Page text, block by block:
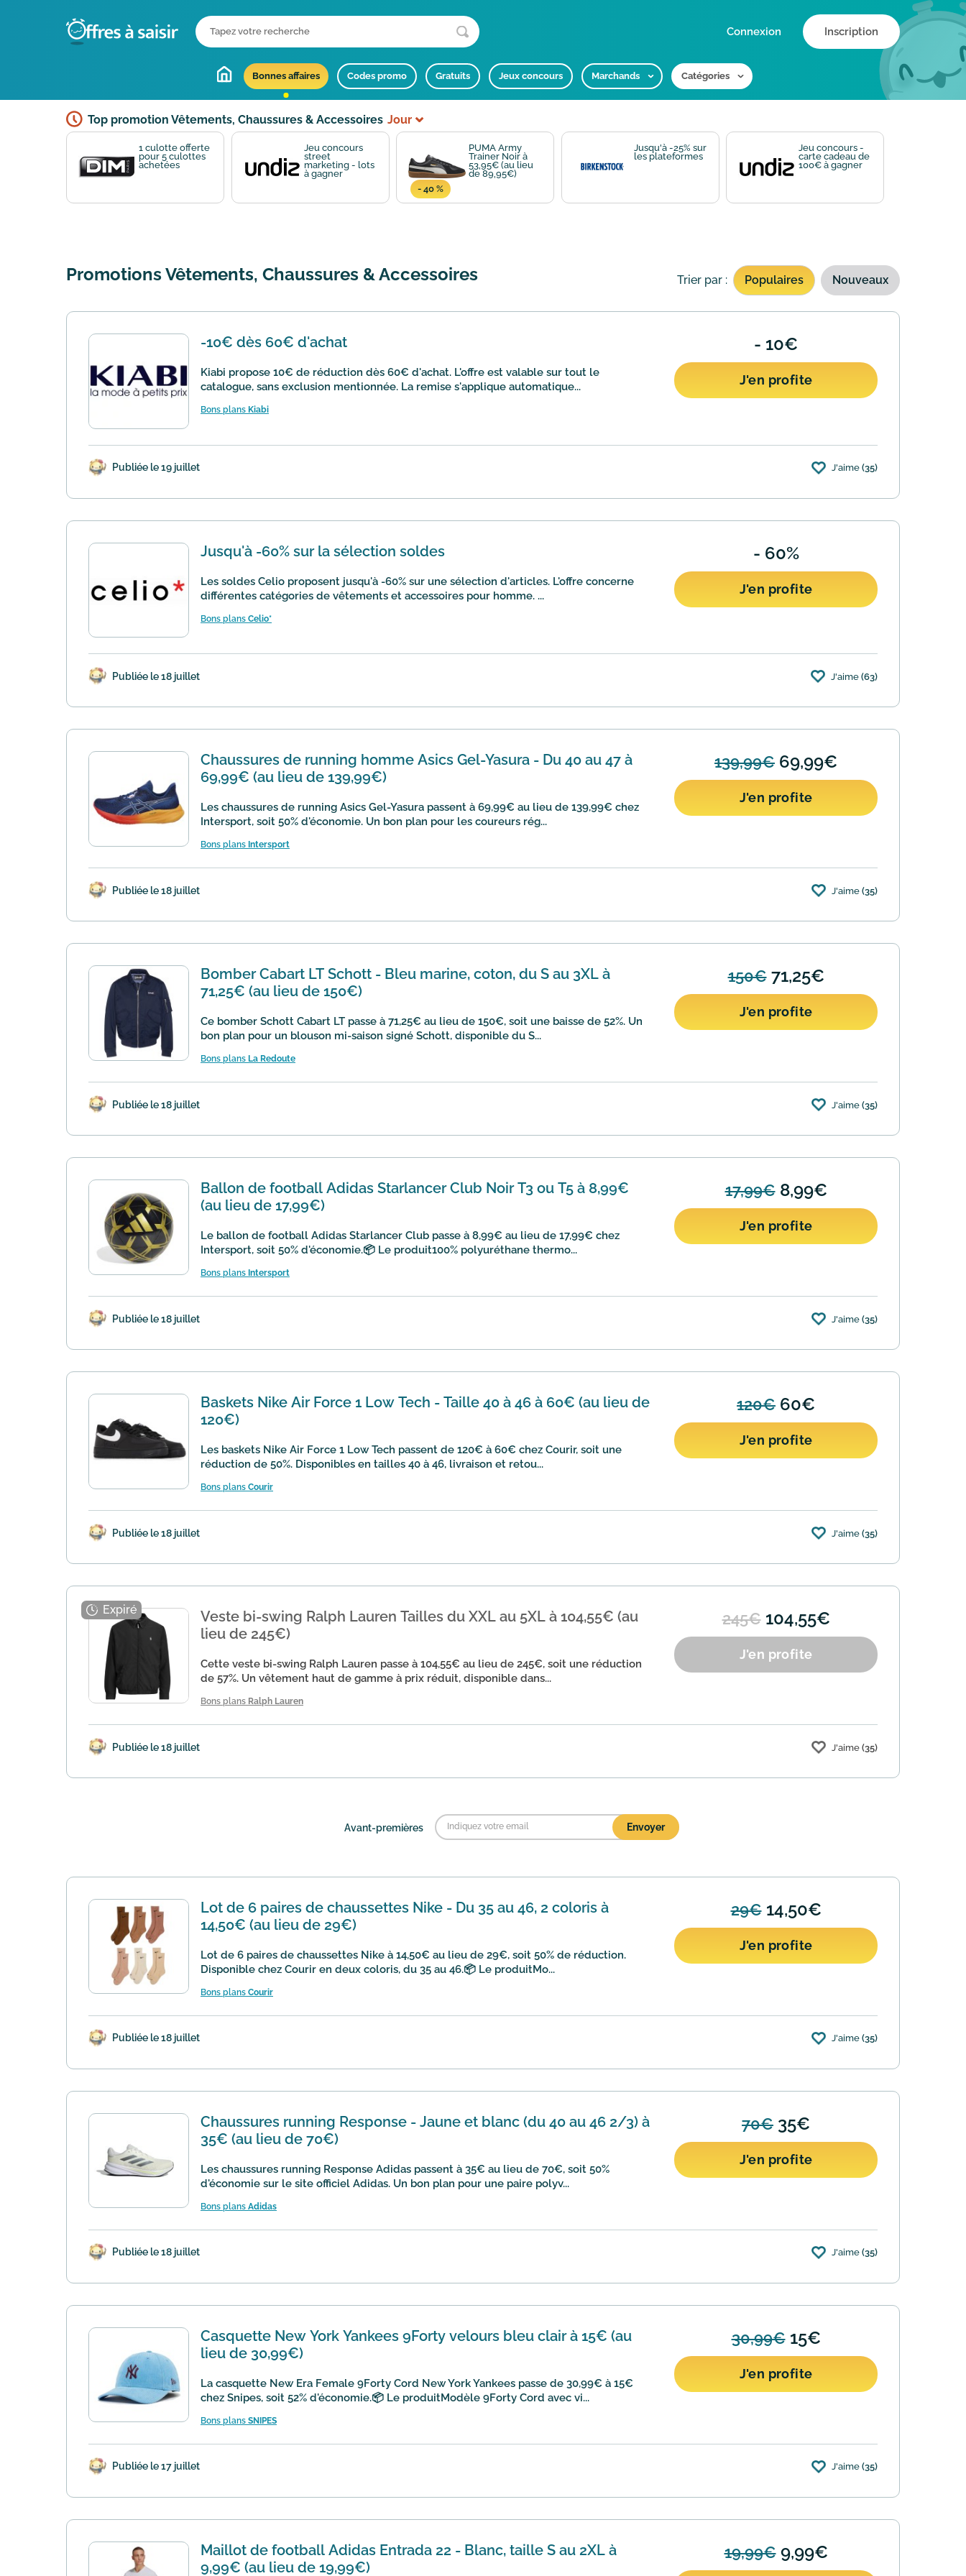
Connexion Inscription
Bonnes affaires Codes promo Gratuits Jeux concours Marchands Catégories
Top promotion Vêtements, Chaussures & Accessoires Jour
1 culotte offerte
pour 5 culottes
achetées
Jeu concours
street
marketing - lots
à gagner
PUMA Army
Trainer Noir à
53,95€ (au lieu
de 89,95€)
- 40 %
Jusqu'à -25% sur
les plateformes
Jeu concours -
carte cadeau de
100€ à gagner
Promotions Vêtements, Chaussures & Accessoires Trier par : Populaires Nouveaux
-10€ dès 60€ d'achat
Kiabi propose 10€ de réduction dès 60€ d'achat. L'offre est valable sur tout le
catalogue, sans exclusion mentionnée. La remise s'applique automatique...
Bons plans Kiabi
- 10€
J'en profite
Publiée le 19 juillet J'aime (35)
Jusqu'à -60% sur la sélection soldes
Les soldes Celio proposent jusqu'à -60% sur une sélection d'articles. L'offre concerne
différentes catégories de vêtements et accessoires pour homme. ...
Bons plans Celio*
- 60%
J'en profite
Publiée le 18 juillet J'aime (63)
Chaussures de running homme Asics Gel-Yasura - Du 40 au 47 à
69,99€ (au lieu de 139,99€)
Les chaussures de running Asics Gel-Yasura passent à 69,99€ au lieu de 139,99€ chez
Intersport, soit 50% d'économie. Un bon plan pour les coureurs rég...
Bons plans Intersport
139,99€ 69,99€
J'en profite
Publiée le 18 juillet J'aime (35)
Bomber Cabart LT Schott - Bleu marine, coton, du S au 3XL à
71,25€ (au lieu de 150€)
Ce bomber Schott Cabart LT passe à 71,25€ au lieu de 150€, soit une baisse de 52%. Un
bon plan pour un blouson mi-saison signé Schott, disponible du S...
Bons plans La Redoute
150€71,25€
J'en profite
Publiée le 18 juillet J'aime (35)
Ballon de football Adidas Starlancer Club Noir T3 ou T5 à 8,99€
(au lieu de 17,99€)
Le ballon de football Adidas Starlancer Club passe à 8,99€ au lieu de 17,99€ chez
Intersport, soit 50% d'économie.📦 Le produit100% polyuréthane thermo...
Bons plans Intersport
17,99€8,99€
J'en profite
Publiée le 18 juillet J'aime (35)
Baskets Nike Air Force 1 Low Tech - Taille 40 à 46 à 60€ (au lieu de
120€)
Les baskets Nike Air Force 1 Low Tech passent de 120€ à 60€ chez Courir, soit une
réduction de 50%. Disponibles en tailles 40 à 46, livraison et retou...
Bons plans Courir
120€ 60€
J'en profite
Publiée le 18 juillet J'aime (35)
Veste bi-swing Ralph Lauren Tailles du XXL au 5XL à 104,55€ (au
lieu de 245€)
Cette veste bi-swing Ralph Lauren passe à 104,55€ au lieu de 245€, soit une réduction
de 57%. Un vêtement haut de gamme à prix réduit, disponible dans...
Bons plans Ralph Lauren
245€104,55€
J'en profite
Publiée le 18 juillet J'aime (35)
Avant-premières
Lot de 6 paires de chaussettes Nike - Du 35 au 46, 2 coloris à
14,50€ (au lieu de 29€)
Lot de 6 paires de chaussettes Nike à 14,50€ au lieu de 29€, soit 50% de réduction.
Disponible chez Courir en deux coloris, du 35 au 46.📦 Le produitMo...
Bons plans Courir
29€14,50€
J'en profite
Publiée le 18 juillet J'aime (35)
Chaussures running Response - Jaune et blanc (du 40 au 46 2/3) à
35€ (au lieu de 70€)
Les chaussures running Response Adidas passent à 35€ au lieu de 70€, soit 50%
d'économie sur le site officiel Adidas. Un bon plan pour une paire polyv...
Bons plans Adidas
70€ 35€
J'en profite
Publiée le 18 juillet J'aime (35)
Casquette New York Yankees 9Forty velours bleu clair à 15€ (au
lieu de 30,99€)
La casquette New Era Female 9Forty Cord New York Yankees passe de 30,99€ à 15€
chez Snipes, soit 52% d'économie.📦 Le produitModèle 9Forty Cord avec vi...
Bons plans SNIPES
30,99€15€
J'en profite
Publiée le 17 juillet J'aime (35)
Maillot de football Adidas Entrada 22 - Blanc, taille S au 2XL à
9,99€ (au lieu de 19,99€)
19,99€9,99€